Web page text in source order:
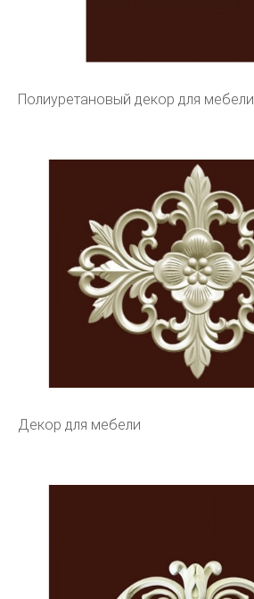
Полиуретановый декор для мебели
Декор для мебели